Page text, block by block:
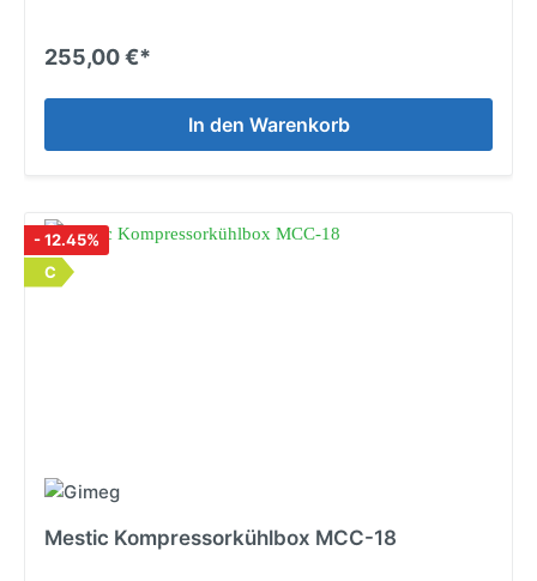
255,00 €*
In den Warenkorb
- 12.45%
C
Mestic Kompressorkühlbox MCC-18